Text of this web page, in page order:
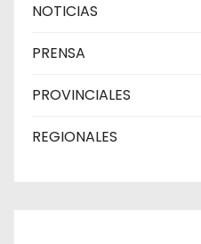
NOTICIAS
PRENSA
PROVINCIALES
REGIONALES